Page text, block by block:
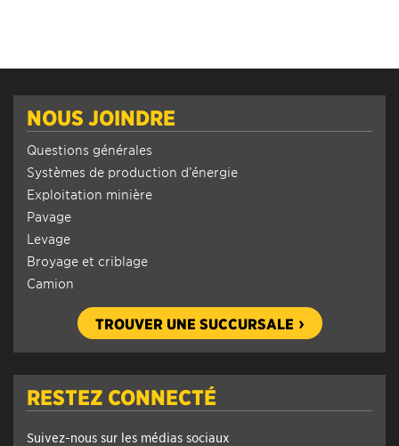
NOUS JOINDRE
Questions générales
Systèmes de production d’énergie
Exploitation minière
Pavage
Levage
Broyage et criblage
Camion
TROUVER UNE SUCCURSALE
RESTEZ CONNECTÉ
Suivez-nous sur les médias sociaux